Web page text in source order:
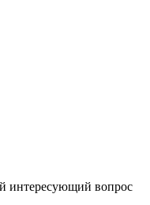
интересующий вопрос